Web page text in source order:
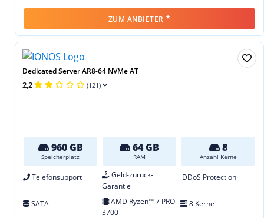
ZUM ANBIETER *
Dedicated Server AR8-64 NVMe AT
2,2 (121)
960 GB
Speicherplatz
64 GB
RAM
8
Anzahl Kerne
Telefonsupport
Geld-zurück-
Garantie
DDoS Protection
SATA
AMD Ryzen™ 7 PRO
3700
8 Kerne